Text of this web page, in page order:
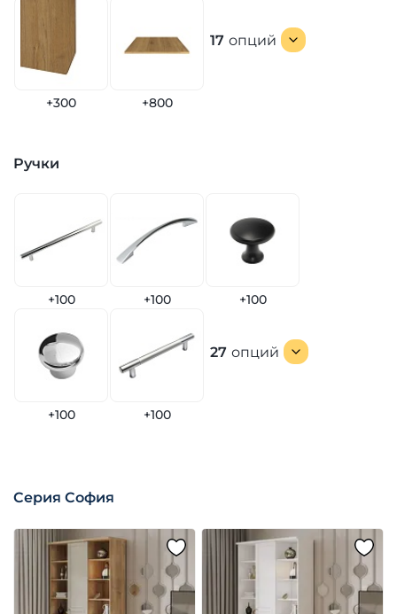
+300 +800
17 опций
Ручки
+100 +100 +100
+100 +100
27 опций
Серия София